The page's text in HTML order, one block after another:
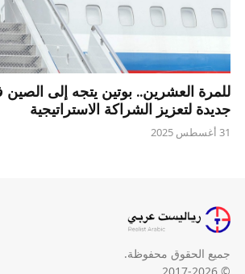
للمرة العشرين.. بوتين يتجه إلى
جديدة لتعزيز الشراكة الاستراتيجية
31 أغسطس 2025
جميع الحقوق محفوظة.